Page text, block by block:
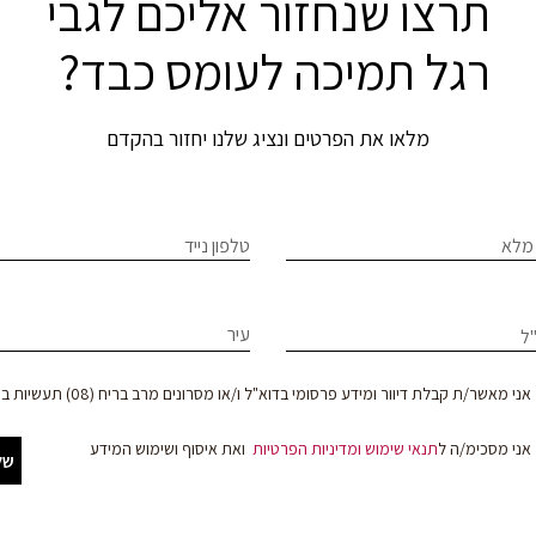
רגל תמיכה לעומס כבד?
מלאו את הפרטים ונציג שלנו יחזור בהקדם
טלפון נייד
עיר
אני מאשר/ת קבלת דיוור ומידע פרסומי בדוא"ל ו/או מסרונים מרב בריח (08) תעשיות בע"מ
אני מסכימ/ה לתנאי שימוש ומדיניות הפרטיות ואת איסוף ושימוש המידע